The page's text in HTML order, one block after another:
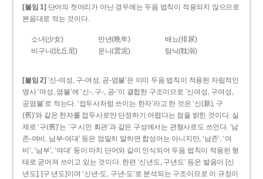
[붙임 1] 단어의 첫머리가 아닌 경우에는 두음 법칙이 적용되지 않으므로
본음대로 적는 것이다.
소녀(少女) 만년(晩年)
배뇨(排尿)
비구니(比丘尼)
운니(雲泥) 탐닉(耽溺)
[붙임 2] ‘신-여성, 구-여성, 공-염불’은 이미 두음 법칙이 적용된 자립적인
명사 ‘여성, 염불’에 ‘신-, 구-, 공-’이 결합한 구조이므로 ‘신여성, 구여성,
공염불’로 적는다. ‘접두사처럼 쓰이는 한자’라고 한 것은 ‘신(新), 구
(舊)’와 같은 한자를 접두사로만 단정하기 어렵다는 점을 밝힌 것이다. 실
제로 ‘구(舊)’는 ‘구 시민 회관’과 같은 구성에서는 관형사로도 쓰인다. ‘남
존­-여비, 남부-­여대’ 등은 엄밀히 말하면 합성어는 아니지만, ‘남존’, ‘여
비’, ‘남부’, ‘여대’ 등이 마치 단어와 같이 인식되어 두음 법칙이 적용된 형
태로 굳어져 쓰이고 있는 것이다. 한편 ‘신년도, 구년도’ 등은 발음이 [신
년도], [구ː년도]이며 ‘신년­-도, 구년-­도’로 분석되는 구조이므로 이 규정이